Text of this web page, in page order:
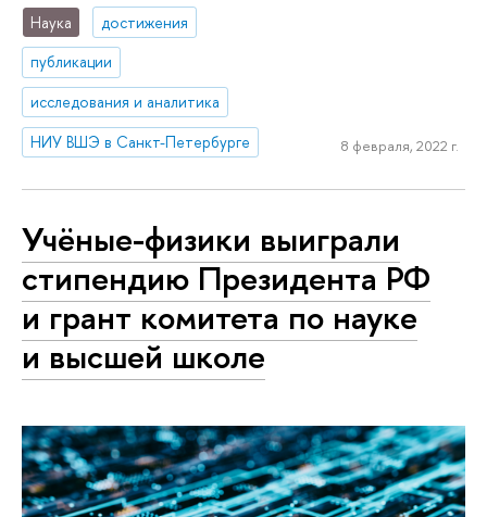
Наука
достижения
публикации
исследования и аналитика
НИУ ВШЭ в Санкт-Петербурге
8 февраля, 2022 г.
Учёные-физики выиграли
стипендию Президента РФ
и грант комитета по науке
и высшей школе